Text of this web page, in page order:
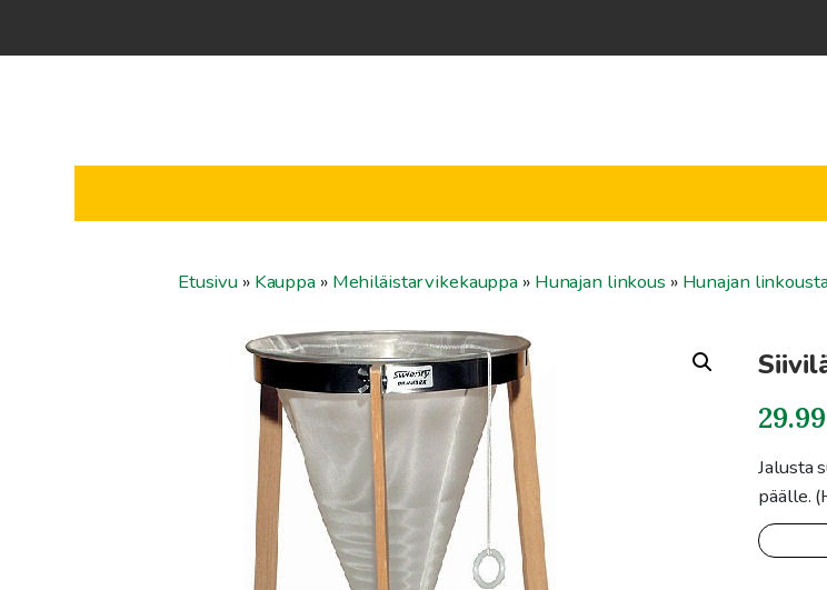
Etusivu » Kauppa » Mehiläistarvikekauppa » Hunajan linkous » Hunajan
29.99
Jalusta
päälle.
Siivilän
jalusta